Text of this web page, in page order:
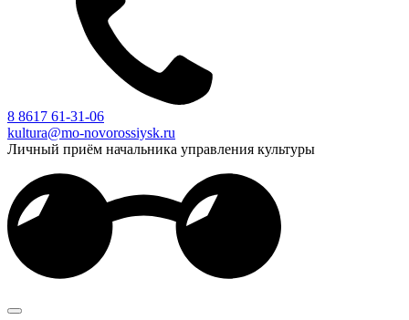
8 8617 61-31-06
kultura@mo-novorossiysk.ru
Личный приём начальника управления культуры